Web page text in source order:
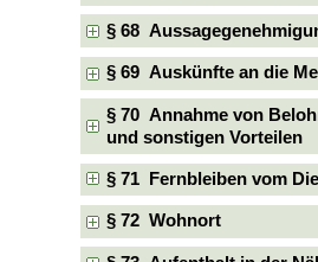
§ 68
§ 69 Auskünfte an die
§ 70 Annahme von
und sonstigen Vorteilen
§ 71 Fernbleiben vom
§ 72 Wohnort